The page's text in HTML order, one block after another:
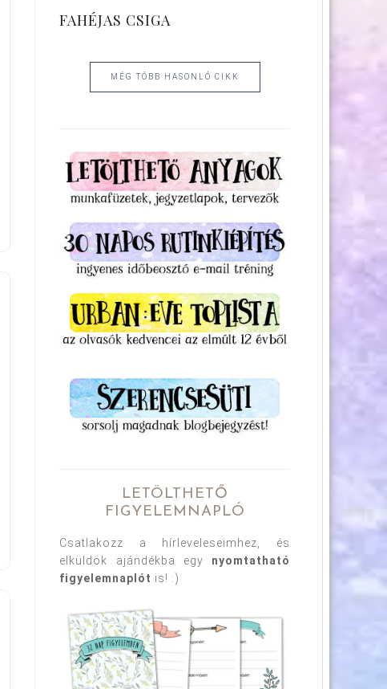
FAHÉJAS CSIGA
MÉG TÖBB HASONLÓ CIKK
LETÖLTHETŐ
FIGYELEMNAPLÓ
Csatlakozz a hírleveleseimhez, és
elküldök ajándékba egy nyomtatható
figyelemnaplót is! :)